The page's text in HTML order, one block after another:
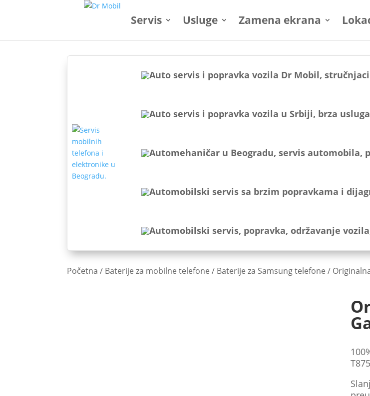
Servis Usluge Zamena ekrana
Početna / Baterije za mobilne telefone / Baterije za Samsung telefone /